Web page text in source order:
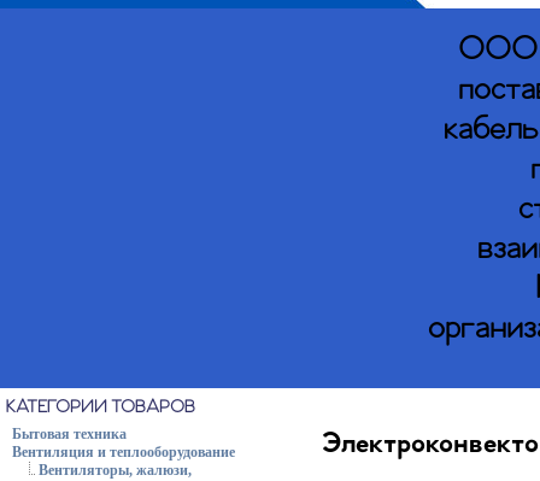
ООО
КАТЕГОРИИ ТОВАРОВ
Бытовая техника
Вентиляция и теплооборудование
Вентиляторы, жалюзи,